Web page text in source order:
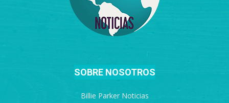
SOBRE NOSOTROS
Billie Parker Noticias